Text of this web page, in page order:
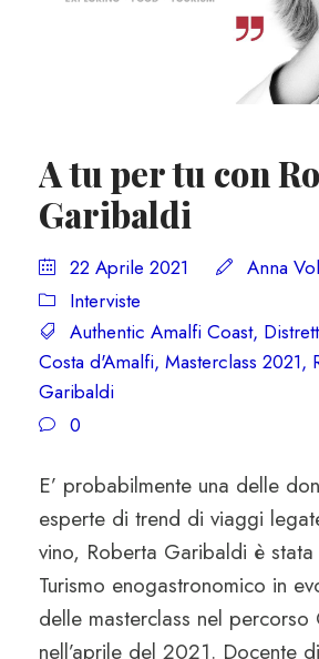
A tu per tu con
Garibaldi
22 Aprile 2021
Anna
Interviste
Authentic Amalfi Coast,
Costa d'Amalfi, Masterclass 2021,
Garibaldi
0
E’ probabilmente una delle
esperte di trend di viaggi
vino, Roberta Garibaldi è
Turismo enogastronomico in
delle masterclass nel percorso
nell’aprile del 2021. Docente